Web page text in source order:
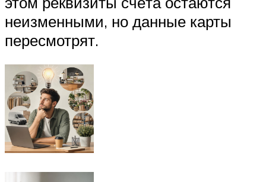
неизменными, но данные карты
пересмотрят.